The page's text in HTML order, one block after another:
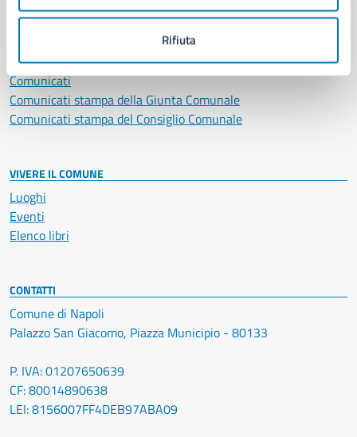
Rifiuta
NOVITÀ
Avvisi
Comunicati
Comunicati stampa della Giunta Comunale
Comunicati stampa del Consiglio Comunale
VIVERE IL COMUNE
Luoghi
Eventi
Elenco libri
CONTATTI
Comune di Napoli
Palazzo San Giacomo, Piazza Municipio - 80133
P. IVA: 01207650639
CF: 80014890638
LEI: 8156007FF4DEB97ABA09